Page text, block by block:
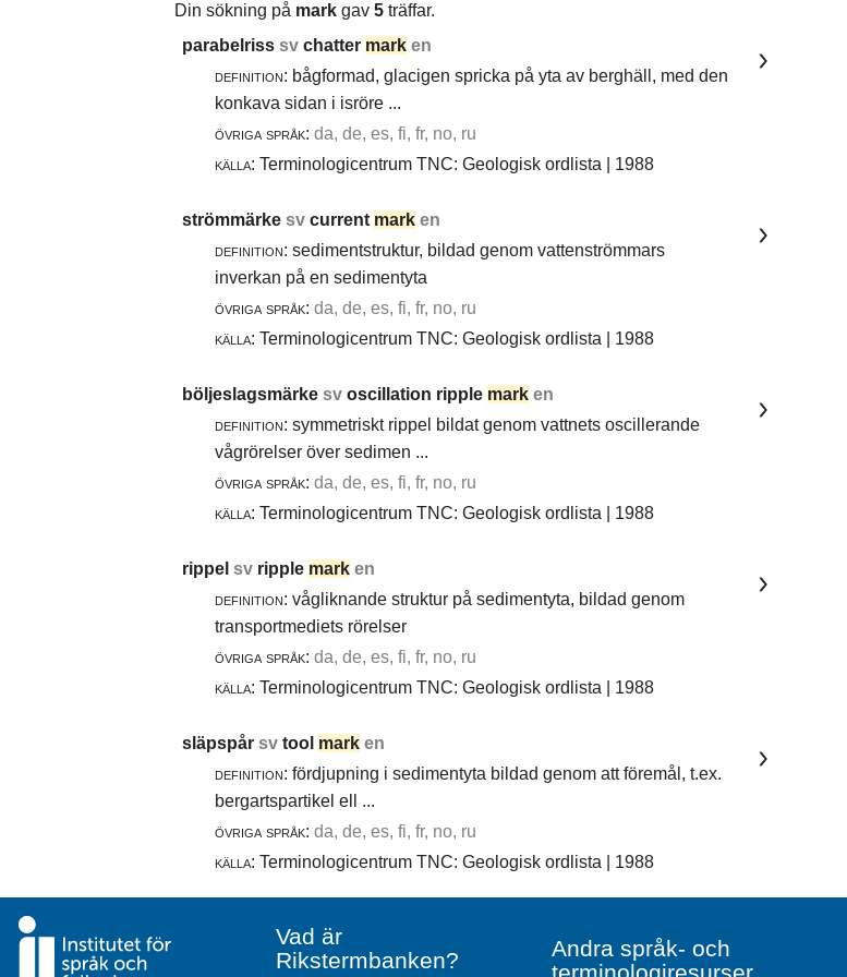
Din sökning på mark gav 5 träffar.
parabelriss sv chatter mark en
definition: bågformad, glacigen spricka på yta av berghäll, med den
konkava sidan i isröre ...
övriga språk: da, de, es, fi, fr, no, ru
källa: Terminologicentrum TNC: Geologisk ordlista | 1988
strömmärke sv current mark en
definition: sedimentstruktur, bildad genom vattenströmmars
inverkan på en sedimentyta
övriga språk: da, de, es, fi, fr, no, ru
källa: Terminologicentrum TNC: Geologisk ordlista | 1988
böljeslagsmärke sv oscillation ripple mark en
definition: symmetriskt rippel bildat genom vattnets oscillerande
vågrörelser över sedimen ...
övriga språk: da, de, es, fi, fr, no, ru
källa: Terminologicentrum TNC: Geologisk ordlista | 1988
rippel sv ripple mark en
definition: vågliknande struktur på sedimentyta, bildad genom
transportmediets rörelser
övriga språk: da, de, es, fi, fr, no, ru
källa: Terminologicentrum TNC: Geologisk ordlista | 1988
släpspår sv tool mark en
definition: fördjupning i sedimentyta bildad genom att föremål, t.ex.
bergartspartikel ell ...
övriga språk: da, de, es, fi, fr, no, ru
källa: Terminologicentrum TNC: Geologisk ordlista | 1988
Vad är
Rikstermbanken?
Andra språk- och